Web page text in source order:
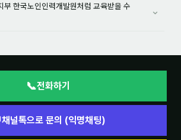
부 한국노인인력개발원처럼 교육받을 수
⌄
📞전화하기
채널톡으로 문의 (익명채팅)